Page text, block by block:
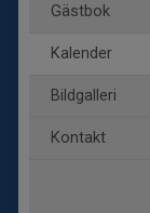
Gästbok
Kalender
Bildgalleri
Kontakt